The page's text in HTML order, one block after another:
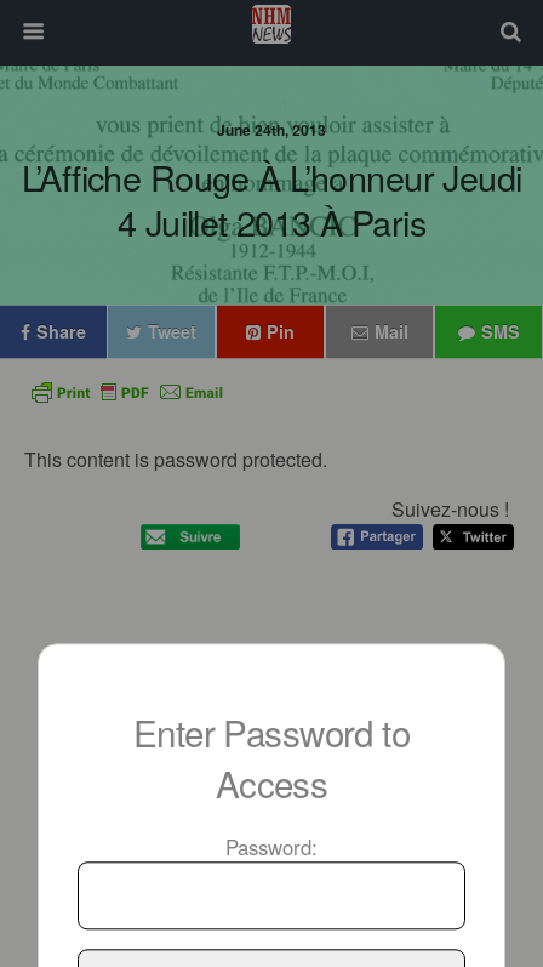
June 24th, 2013
L’Affiche Rouge À L’honneur Jeudi
4 Juillet 2013 À Paris
Share Tweet Pin Mail SMS
This content is password protected.
Suivez-nous !
Enter Password to
Access
Password: